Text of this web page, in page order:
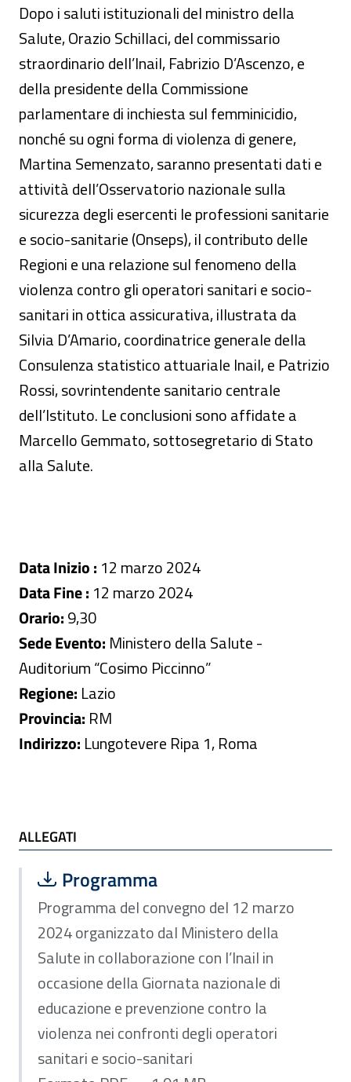
Dopo i saluti istituzionali del ministro della
Salute, Orazio Schillaci, del commissario
straordinario dell’Inail, Fabrizio D’Ascenzo, e
della presidente della Commissione
parlamentare di inchiesta sul femminicidio,
nonché su ogni forma di violenza di genere,
Martina Semenzato, saranno presentati dati e
attività dell’Osservatorio nazionale sulla
sicurezza degli esercenti le professioni sanitarie
e socio-sanitarie (Onseps), il contributo delle
Regioni e una relazione sul fenomeno della
violenza contro gli operatori sanitari e socio-
sanitari in ottica assicurativa, illustrata da
Silvia D’Amario, coordinatrice generale della
Consulenza statistico attuariale Inail, e Patrizio
Rossi, sovrintendente sanitario centrale
dell’Istituto. Le conclusioni sono affidate a
Marcello Gemmato, sottosegretario di Stato
alla Salute.
Data Inizio : 12 marzo 2024
Data Fine : 12 marzo 2024
Orario:9,30
Sede Evento: Ministero della Salute -
Auditorium “Cosimo Piccinno”
Regione: Lazio
Provincia: RM
Indirizzo: Lungotevere Ripa 1, Roma
ALLEGATI
ALLEGATI
Scarica file:
Programma
Formato PDF — Dimensione 1.91 MB
Programma del convegno del 12 marzo
2024 organizzato dal Ministero della
Salute in collaborazione con l’Inail in
occasione della Giornata nazionale di
educazione e prevenzione contro la
violenza nei confronti degli operatori
sanitari e socio-sanitari